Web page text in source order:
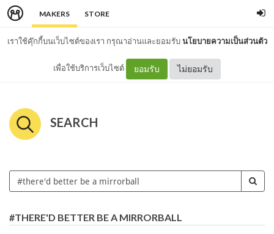
MAKERS STORE
เราใช้คุ๊กกี้บนเว็บไซต์ของเรา กรุณาอ่านและยอมรับนโยบายความเป็นส่วนตัว
เพื่อใช้บริการเว็บไซต์ ยอมรับ ไม่ยอมรับ
SEARCH
#THERE'D BETTER BE A MIRRORBALL